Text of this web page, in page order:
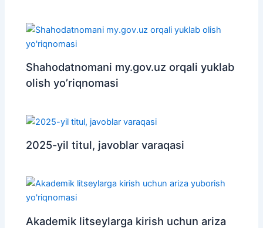
Shahodatnomani my.gov.uz orqali yuklab
olish yo’riqnomasi
2025-yil titul, javoblar varaqasi
Akademik litseylarga kirish uchun ariza